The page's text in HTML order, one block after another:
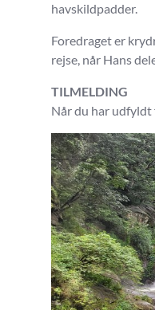
havskildpadder.
Foredraget er
rejse, når Hans
TILMELDING
Når du har udfyldt